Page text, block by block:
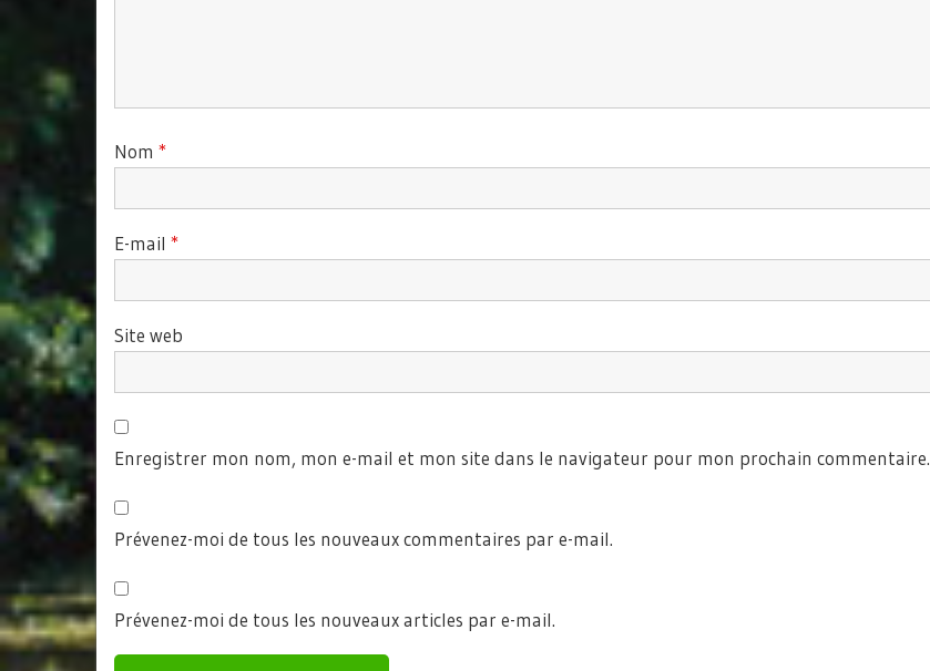
Nom *
E-mail *
Site web
Enregistrer mon nom, mon e-mail et mon site dans le navigateur pour mon prochain commentaire.
Prévenez-moi de tous les nouveaux commentaires par e-mail.
Prévenez-moi de tous les nouveaux articles par e-mail.